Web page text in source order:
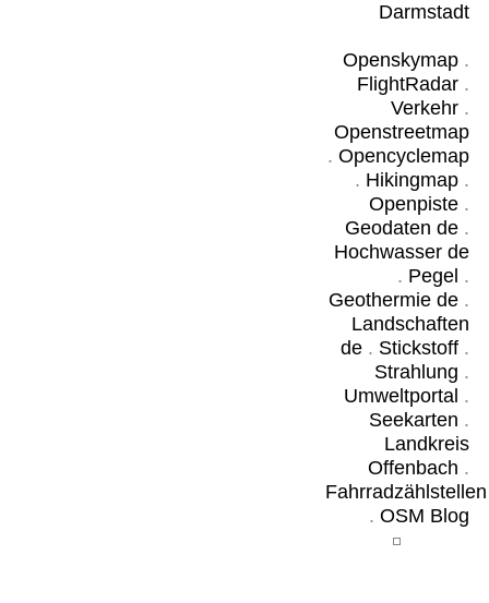
Darmstadt
Openskymap.
FlightRadar.
Verkehr.
Openstreetmap
. Opencyclemap
. Hikingmap.
Openpiste.
Geodaten de.
Hochwasser de
. Pegel .
Geothermie de.
Landschaften
de. Stickstoff.
Strahlung .
Umweltportal .
Seekarten .
Landkreis
Offenbach .
Fahrradzählstellen
. OSM Blog